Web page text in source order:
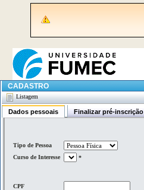
CADASTRO
Listagem
Dados pessoais Finalizar pré-inscrição
Tipo de Pessoa
Curso de Interesse
*
CPF